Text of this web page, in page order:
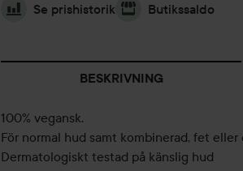
Se prishistorik Butikssaldo
BESKRIVNING
100% vegansk.
För normal hud samt kombinerad, fet eller
Dermatologiskt testad på känslig hud